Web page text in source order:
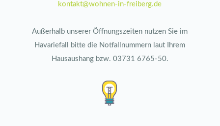
kontakt@wohnen-in-freiberg.de
Außerhalb unserer Öffnungszeiten nutzen Sie im
Havariefall bitte die Notfallnummern laut Ihrem
Hausaushang bzw. 03731 6765-50.